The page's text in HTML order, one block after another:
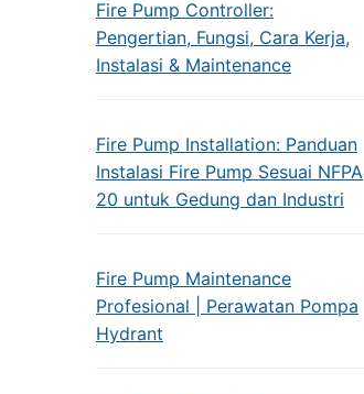
Fire Pump Controller:
Pengertian, Fungsi, Cara Kerja,
Instalasi & Maintenance
Fire Pump Installation: Panduan
Instalasi Fire Pump Sesuai NFPA
20 untuk Gedung dan Industri
Fire Pump Maintenance
Profesional | Perawatan Pompa
Hydrant